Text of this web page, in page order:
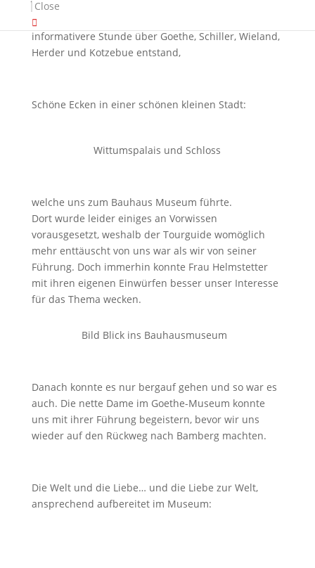
Close
Bei unserem Rundgang haben wir gekonnt jede
Abkürzung gemieden, wodurch jedoch eine umso
informativere Stunde über Goethe, Schiller, Wieland,
Herder und Kotzebue entstand,
Schöne Ecken in einer schönen kleinen Stadt:
Wittumspalais und Schloss
welche uns zum Bauhaus Museum führte.
Dort wurde leider einiges an Vorwissen
vorausgesetzt, weshalb der Tourguide womöglich
mehr enttäuscht von uns war als wir von seiner
Führung. Doch immerhin konnte Frau Helmstetter
mit ihren eigenen Einwürfen besser unser Interesse
für das Thema wecken.
Bild Blick ins Bauhausmuseum
Danach konnte es nur bergauf gehen und so war es
auch. Die nette Dame im Goethe-Museum konnte
uns mit ihrer Führung begeistern, bevor wir uns
wieder auf den Rückweg nach Bamberg machten.
Die Welt und die Liebe… und die Liebe zur Welt,
ansprechend aufbereitet im Museum: